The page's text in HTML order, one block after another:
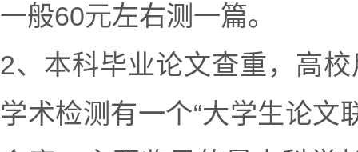
一般60元左右测一篇。
2、本科毕业论文查重，高
学术检测有一个“大学生论文